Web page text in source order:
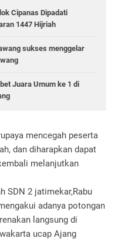
Cipanas Dipadati
1447 Hijriah
sukses menggelar
Juara Umum ke 1 di
mencegah peserta
dan diharapkan dapat
melanjutkan
SDN 2 jatimekar,Rabu
adanya potongan
langsung di
ucap Ajang